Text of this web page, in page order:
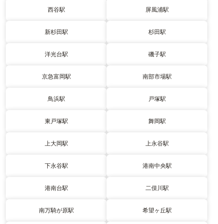
西谷駅 屏風浦駅
新杉田駅 杉田駅
洋光台駅 磯子駅
京急富岡駅 南部市場駅
鳥浜駅 戸塚駅
東戸塚駅 舞岡駅
上大岡駅 上永谷駅
下永谷駅 港南中央駅
港南台駅 二俣川駅
南万騎が原駅 希望ヶ丘駅